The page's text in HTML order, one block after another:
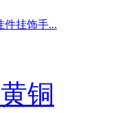
件挂饰手...